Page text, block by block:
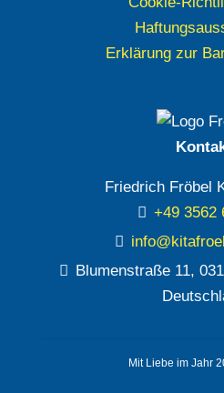
Erklärung zur
Friedrich Fröbel
+49 3562
Blumenstraße 11,
Mit Liebe im Jahr